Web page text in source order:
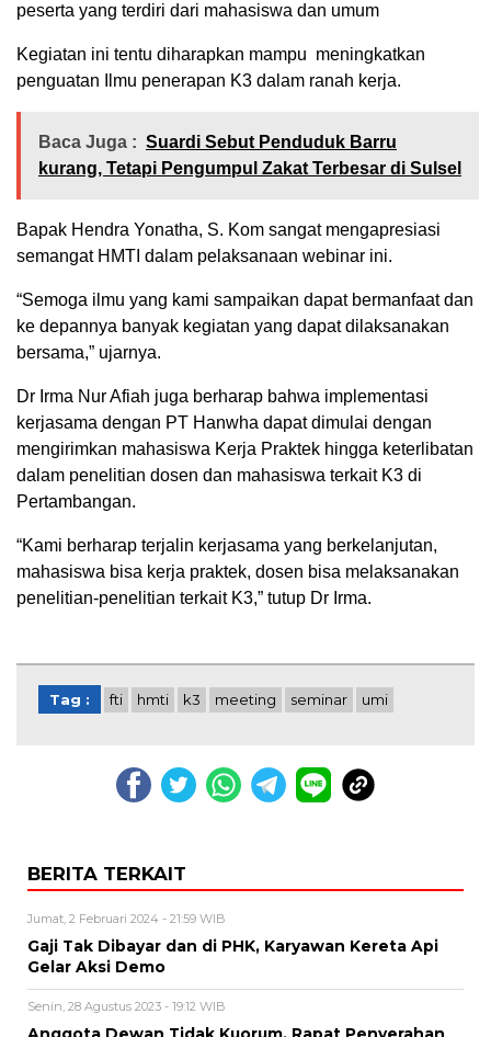
peserta yang terdiri dari mahasiswa dan umum
Kegiatan ini tentu diharapkan mampu meningkatkan
penguatan Ilmu penerapan K3 dalam ranah kerja.
Baca Juga : Suardi Sebut Penduduk Barru
kurang, Tetapi Pengumpul Zakat Terbesar di Sulsel
Bapak Hendra Yonatha, S. Kom sangat mengapresiasi
semangat HMTI dalam pelaksanaan webinar ini.
“Semoga ilmu yang kami sampaikan dapat bermanfaat dan
ke depannya banyak kegiatan yang dapat dilaksanakan
bersama,” ujarnya.
Dr Irma Nur Afiah juga berharap bahwa implementasi
kerjasama dengan PT Hanwha dapat dimulai dengan
mengirimkan mahasiswa Kerja Praktek hingga keterlibatan
dalam penelitian dosen dan mahasiswa terkait K3 di
Pertambangan.
“Kami berharap terjalin kerjasama yang berkelanjutan,
mahasiswa bisa kerja praktek, dosen bisa melaksanakan
penelitian-penelitian terkait K3,” tutup Dr Irma.
Tag : fti hmti k3 meeting seminar umi
BERITA TERKAIT
Jumat, 2 Februari 2024 - 21:59 WIB
Gaji Tak Dibayar dan di PHK, Karyawan Kereta Api
Gelar Aksi Demo
Senin, 28 Agustus 2023 - 19:12 WIB